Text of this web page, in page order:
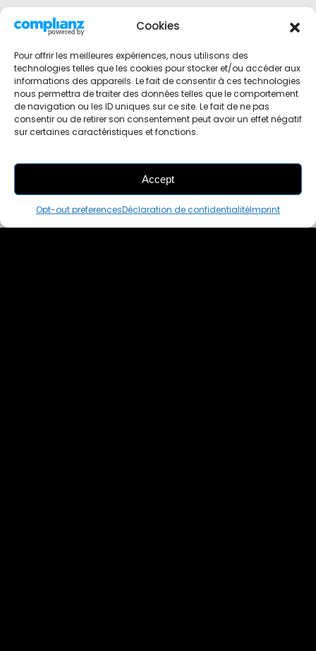
Cookies
Pour offrir les meilleures expériences, nous utilisons des
technologies telles que les cookies pour stocker et/ou accéder aux
informations des appareils. Le fait de consentir à ces technologies
nous permettra de traiter des données telles que le comportement
de navigation ou les ID uniques sur ce site. Le fait de ne pas
consentir ou de retirer son consentement peut avoir un effet négatif
sur certaines caractéristiques et fonctions.
Accept
Opt-out preferencesDéclaration de confidentialitéImprint
THIS PAIR IS
ALREADY SOLD OUT